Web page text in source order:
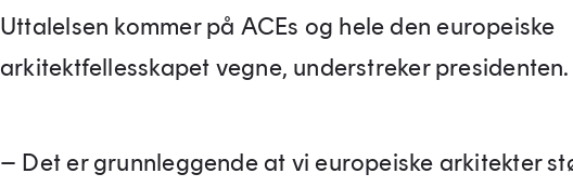
Uttalelsen kommer på ACEs og hele den europeiske
arkitektfellesskapet vegne, understreker presidenten.
– Det er grunnleggende at vi europeiske arkitekter